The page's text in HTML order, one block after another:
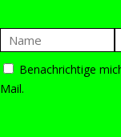
Benachrichtige
Mail.